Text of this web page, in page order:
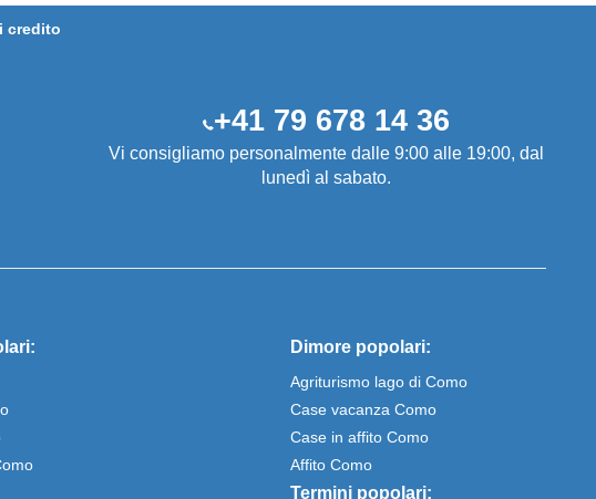
credito
+41 79 678 14 36
Vi consigliamo personalmente dalle 9:00 alle 19:00, dal
lunedì al sabato.
Dimore popolari:
Agriturismo lago di Como
Case vacanza Como
Case in affito Como
Affito Como
Termini popolari: